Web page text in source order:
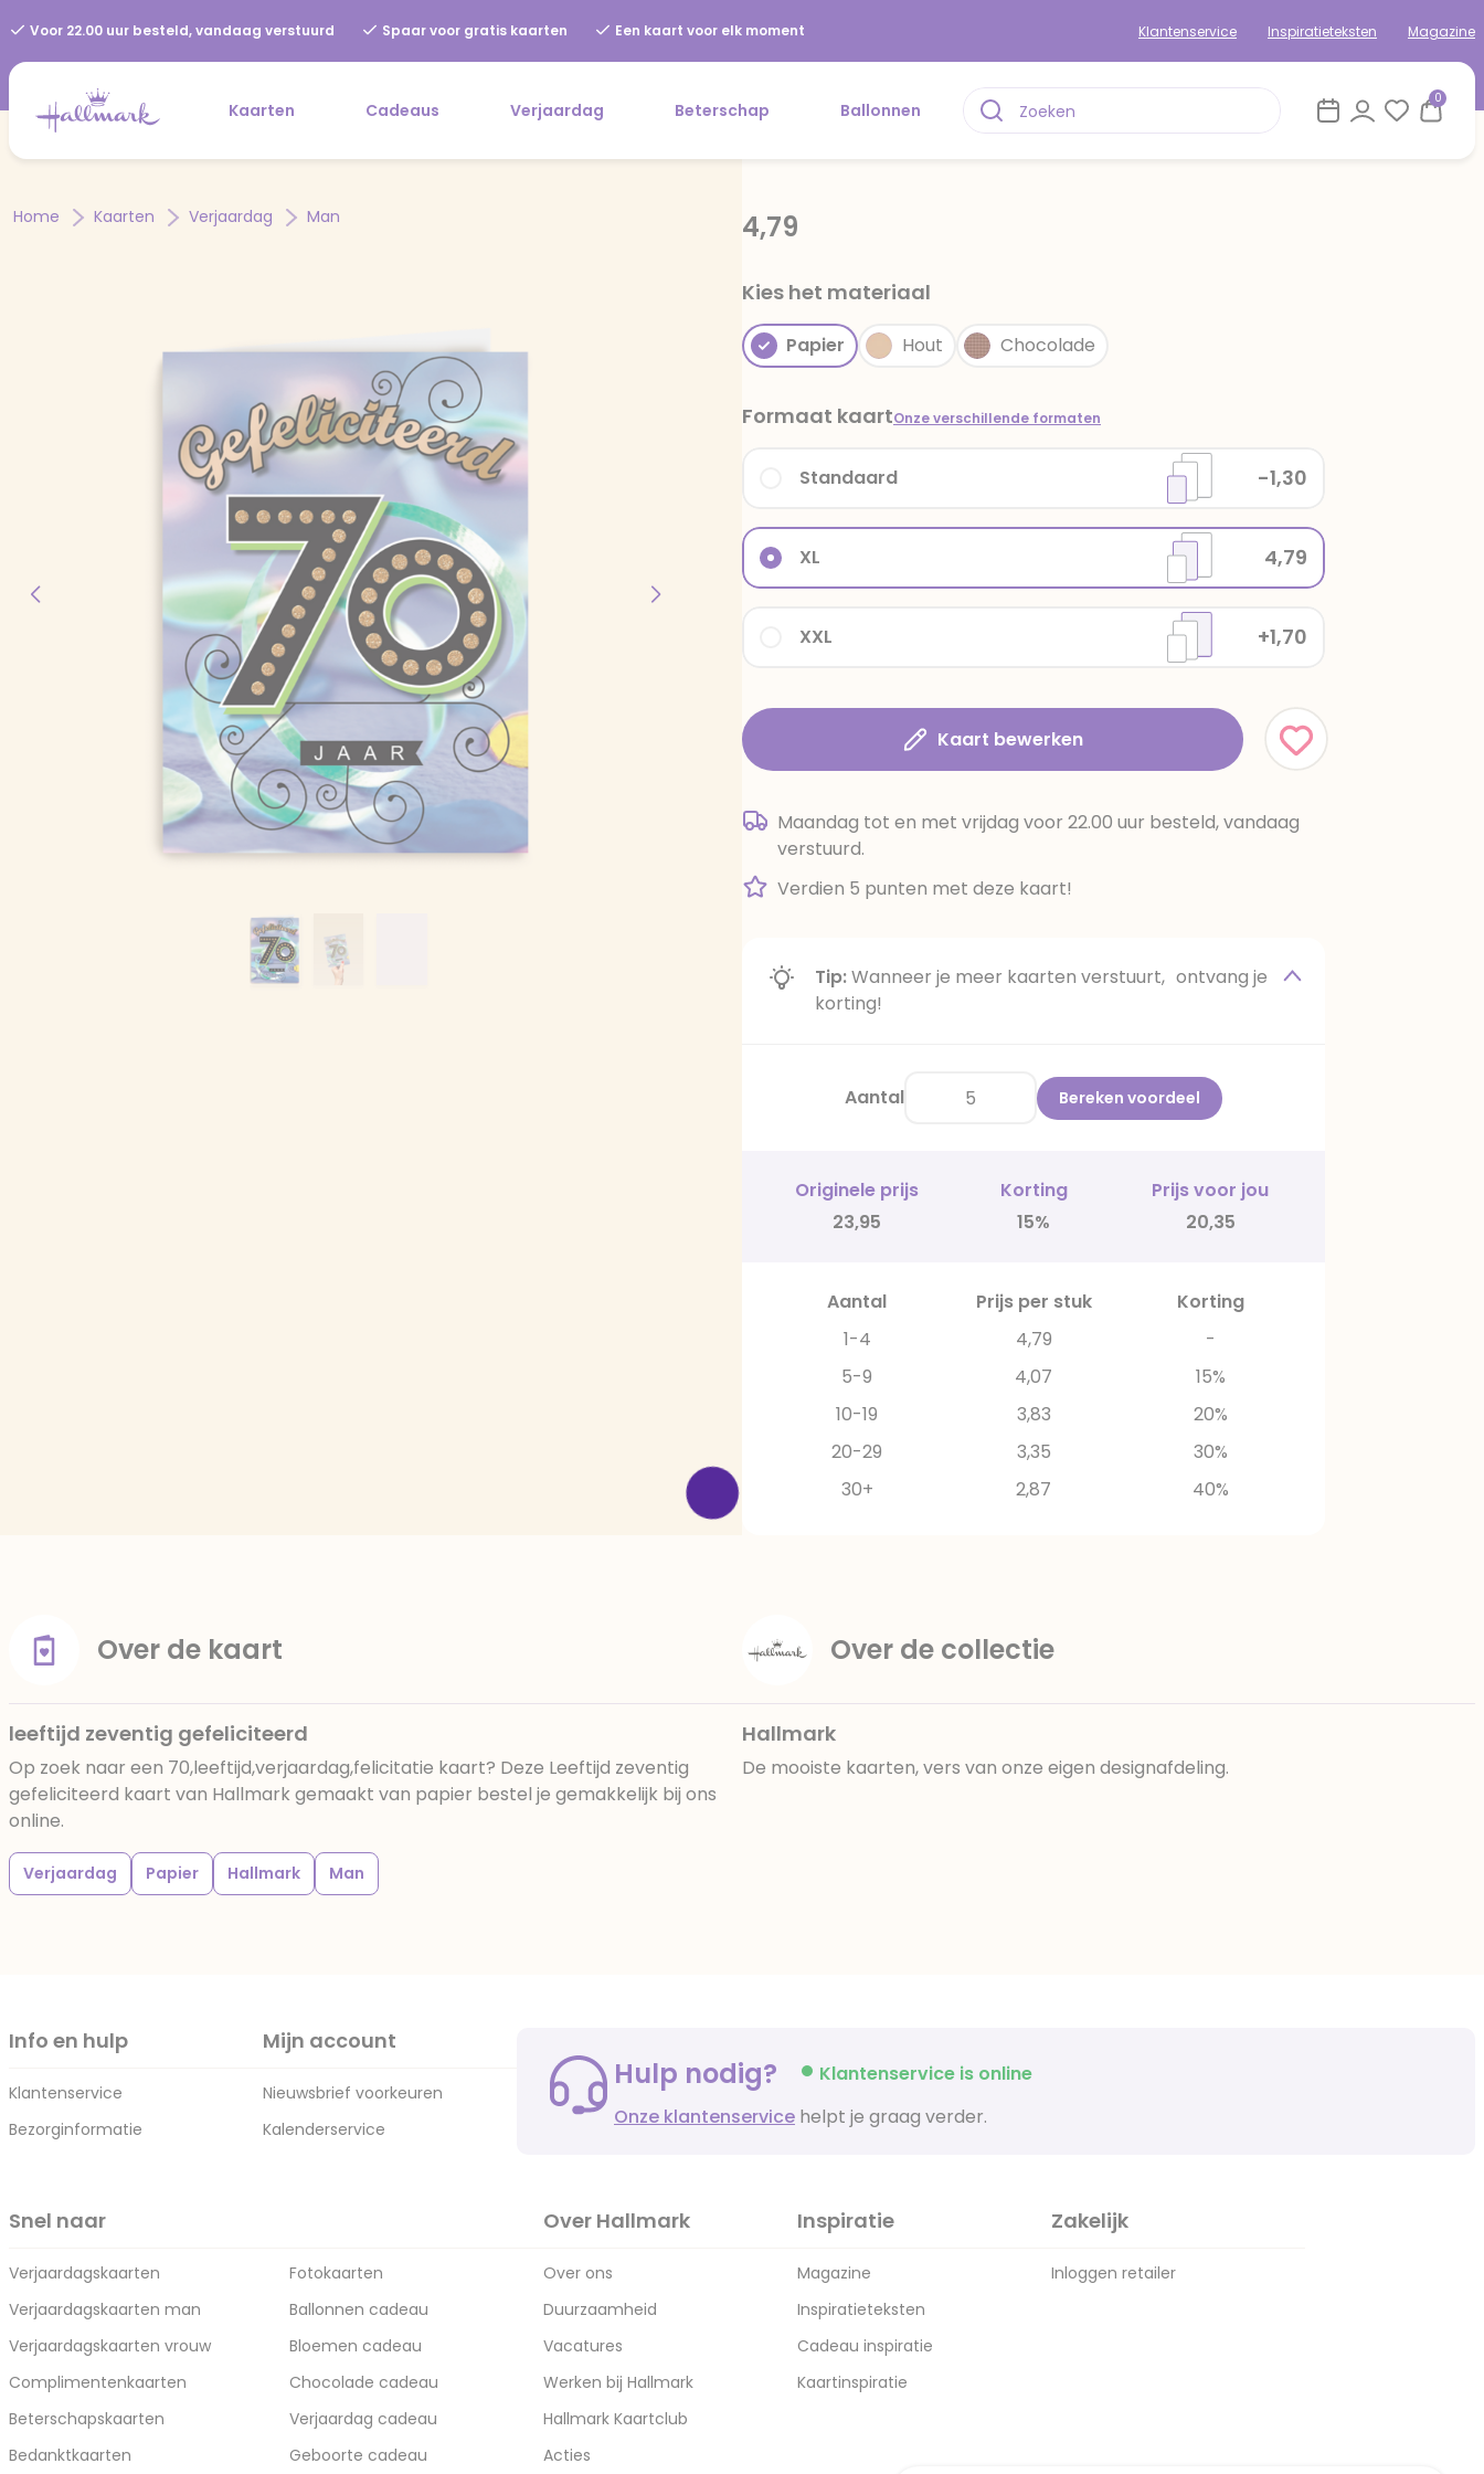
Voor 22.00 uur besteld, vandaag verstuurd Spaar voor gratis kaarten Een kaart voor elk moment Klantenservice Inspiratieteksten Magazine
Kaarten Cadeaus Verjaardag Beterschap Ballonnen
0
Home Kaarten Verjaardag Man 4,79
Kies het materiaal
Papier Hout Chocolade
Formaat kaartOnze verschillende formaten
XXL +1,70
XL 4,79
Standaard -1,30
Kaart bewerken
Maandag tot en met vrijdag voor 22.00 uur besteld, vandaag
verstuurd.
Verdien 5 punten met deze kaart!
Tip:Wanneer je meer kaarten verstuurt, ontvang je
korting!
Aantal Bereken voordeel
Originele prijs Korting
Prijs voor jou
23,95
15% 20,35
Aantal Prijs per stuk
Korting
1-4
4,79
-
5-9
4,07
15%
10-19
3,83
20%
20-29
3,35
30%
30+
2,87 40%
Over de kaart
leeftijd zeventig gefeliciteerd
Op zoek naar een 70,leeftijd,verjaardag,felicitatie kaart? Deze Leeftijd zeventig
gefeliciteerd kaart van Hallmark gemaakt van papier bestel je gemakkelijk bij ons
online.
Verjaardag Papier Hallmark Man
Over de collectie
Hallmark
De mooiste kaarten, vers van onze eigen designafdeling.
Info en hulp
Klantenservice
Bezorginformatie
Mijn account
Nieuwsbrief voorkeuren
Kalenderservice
Hulp nodig?
Klantenservice is online
Onze klantenservice helpt je graag verder.
Snel naar
Verjaardagskaarten
Verjaardagskaarten man
Verjaardagskaarten vrouw
Complimentenkaarten
Beterschapskaarten
Bedanktkaarten
Fotokaarten
Ballonnen cadeau
Bloemen cadeau
Chocolade cadeau
Verjaardag cadeau
Geboorte cadeau
Over Hallmark
Over ons
Duurzaamheid
Vacatures
Werken bij Hallmark
Hallmark Kaartclub
Acties
Inspiratie
Magazine
Inspiratieteksten
Cadeau inspiratie
Kaartinspiratie
Zakelijk
Inloggen retailer